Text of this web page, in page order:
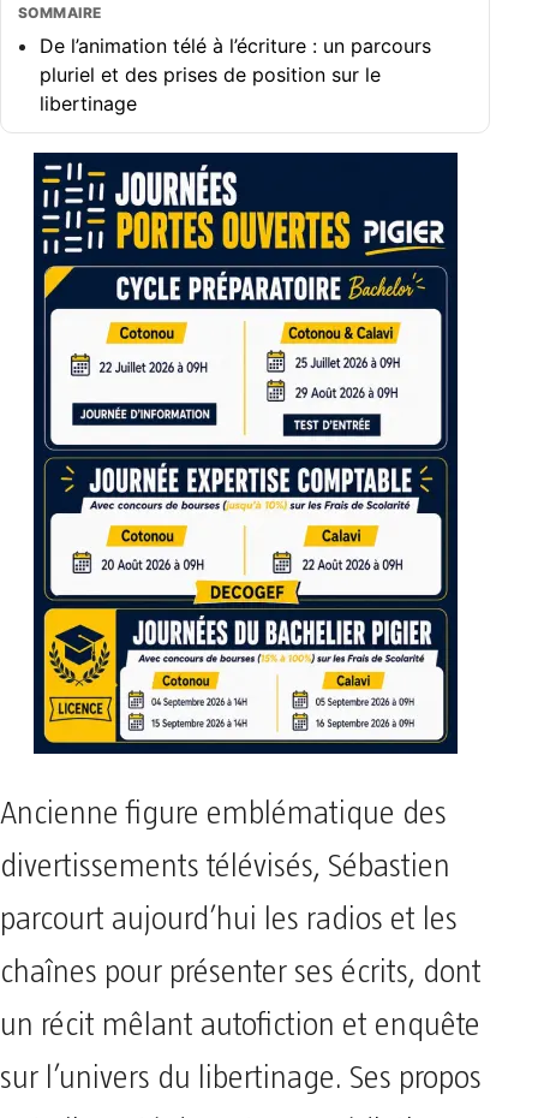
SOMMAIRE
De l’animation télé à l’écriture : un parcours
pluriel et des prises de position sur le
libertinage
Ancienne figure emblématique des
divertissements télévisés, Sébastien
parcourt aujourd’hui les radios et les
chaînes pour présenter ses écrits, dont
un récit mêlant autofiction et enquête
sur l’univers du libertinage. Ses propos